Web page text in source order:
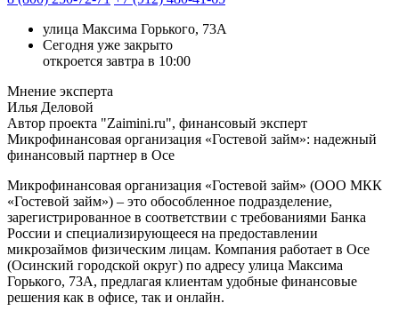
улица Максима Горького, 73А
Сегодня уже закрыто
откроется завтра в 10:00
Мнение эксперта
Илья Деловой
Автор проекта "Zaimini.ru", финансовый эксперт
Микрофинансовая организация «Гостевой займ»: надежный
финансовый партнер в Осе
Микрофинансовая организация «Гостевой займ» (ООО МКК
«Гостевой займ») – это обособленное подразделение,
зарегистрированное в соответствии с требованиями Банка
России и специализирующееся на предоставлении
микрозаймов физическим лицам. Компания работает в Осе
(Осинский городской округ) по адресу улица Максима
Горького, 73А, предлагая клиентам удобные финансовые
решения как в офисе, так и онлайн.